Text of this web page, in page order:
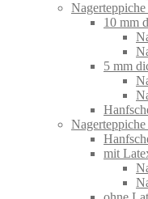
10 mm
5 mm
mit